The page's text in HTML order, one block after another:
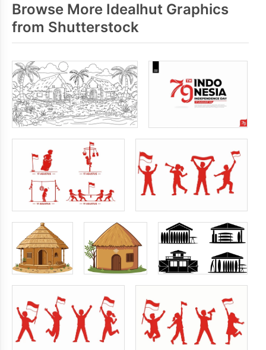
Browse More Idealhut Graphics
from Shutterstock